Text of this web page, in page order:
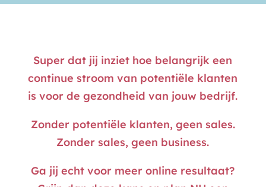
Super dat jij inziet hoe belangrijk een
continue stroom van potentiële klanten
is voor de gezondheid van jouw bedrijf.
Zonder potentiële klanten, geen sales.
Zonder sales, geen business.
Ga jij echt voor meer online resultaat?